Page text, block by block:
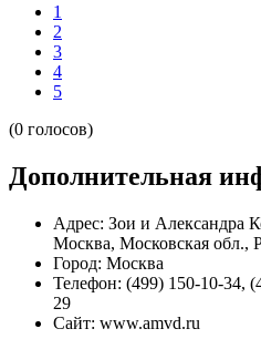
1
2
3
4
5
(0 голосов)
Дополнительная
Адрес: Зои и Александра
Москва, Московская обл.,
Город: Москва
Телефон: (499) 150-10-34,
29
Сайт: www.amvd.ru